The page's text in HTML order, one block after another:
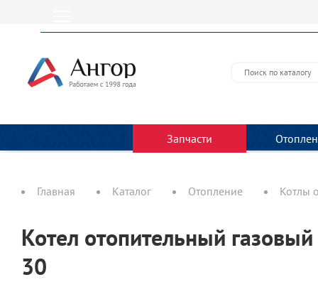
Запчасти
Главная Каталог Отопление Котлы
Котел отопительный
30